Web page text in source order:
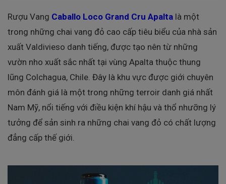
Rượu Vang Caballo Loco Grand Cru Apalta là một
trong những chai vang đỏ cao cấp tiêu biểu của nhà sản
xuất Valdivieso danh tiếng, được tạo nên từ những
vườn nho xuất sắc nhất tại vùng Apalta thuộc thung
lũng Colchagua, Chile. Đây là khu vực được giới chuyên
môn đánh giá là một trong những terroir danh giá nhất
Nam Mỹ, nổi tiếng với điều kiện khí hậu và thổ nhưỡng lý
tưởng để sản sinh ra những chai vang đỏ có chất lượng
đẳng cấp thế giới.